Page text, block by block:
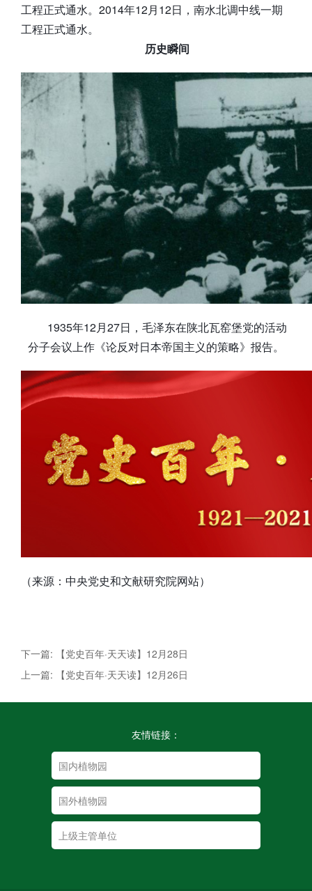
工程正式通水。2014年12月12日，南水北调中线一期
工程正式通水。
历史瞬间
1935年12月27日，毛泽东在陕北瓦窑堡党的活动
分子会议上作《论反对日本帝国主义的策略》报告。
（来源：中央党史和文献研究院网站）
下一篇: 【党史百年·天天读】12月28日
上一篇: 【党史百年·天天读】12月26日
友情链接：